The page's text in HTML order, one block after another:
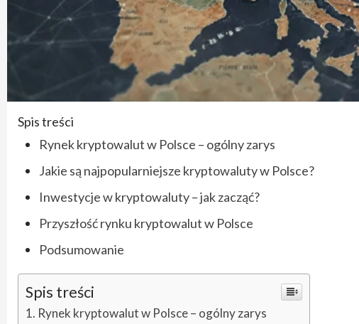
Spis treści
Rynek kryptowalut w Polsce – ogólny zarys
Jakie są najpopularniejsze kryptowaluty w Polsce?
Inwestycje w kryptowaluty – jak zacząć?
Przyszłość rynku kryptowalut w Polsce
Podsumowanie
Spis treści
Rynek kryptowalut w Polsce – ogólny zarys